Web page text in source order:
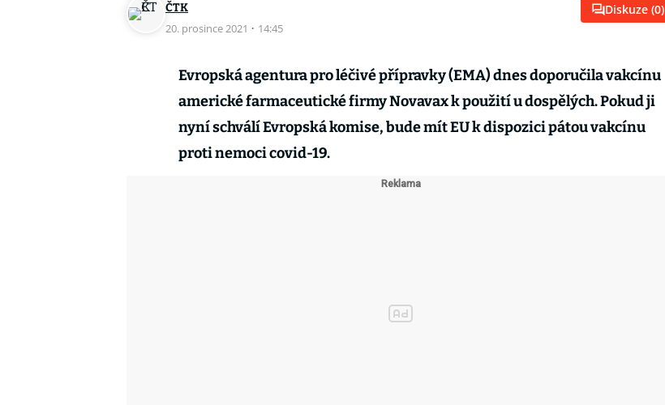
ČTK
20. prosince 2021 · 14:45
Diskuze (0)
Evropská agentura pro léčivé přípravky (EMA) dnes doporučila vakcínu
americké farmaceutické firmy Novavax k použití u dospělých. Pokud ji
nyní schválí Evropská komise, bude mít EU k dispozici pátou vakcínu
proti nemoci covid-19.